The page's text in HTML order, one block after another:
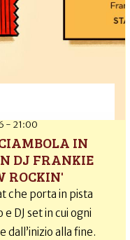
- 21:00
IN
DJ FRANKIE
ROCKIN'
che porta in pista
DJ set in cui ogni
dall’inizio alla fine.